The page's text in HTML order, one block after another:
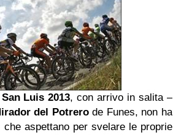
Luis 2013, con arrivo in salita –
del Potrerode Funes, non ha
aspettano per svelare le proprie